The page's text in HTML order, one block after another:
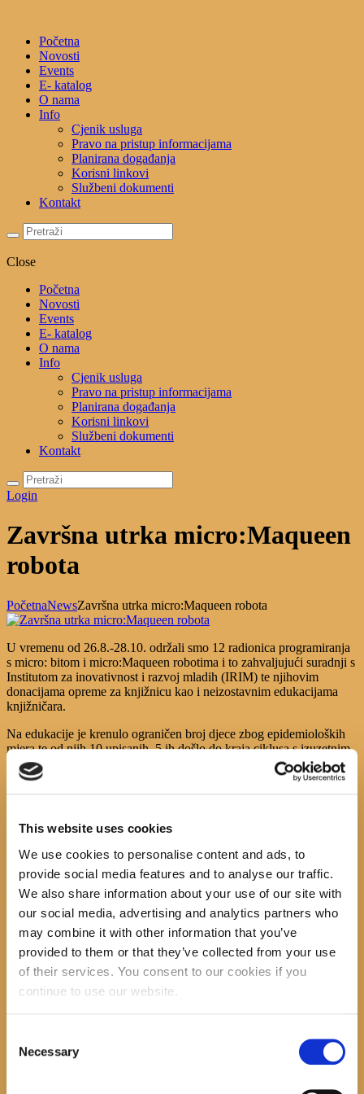
This website uses cookies
We use cookies to personalise content and ads, to
provide social media features and to analyse our traffic.
We also share information about your use of our site with
our social media, advertising and analytics partners who
may combine it with other information that you’ve
provided to them or that they’ve collected from your use
of their services. You consent to our cookies if you
continue to use our website.
Selection
Necessary
Početna
Novosti
Events
E- katalog
O nama
Info
Cjenik usluga
Pravo na pristup informacijama
Planirana događanja
Korisni linkovi
Službeni dokumenti
Kontakt
Close
Početna
Novosti
Events
E- katalog
O nama
Info
Cjenik usluga
Pravo na pristup informacijama
Planirana događanja
Korisni linkovi
Službeni dokumenti
Kontakt
Login
Završna utrka micro:Maqueen
robota
PočetnaNewsZavršna utrka micro:Maqueen robota
U vremenu od 26.8.-28.10. održali smo 12 radionica programiranja
s micro: bitom i micro:Maqueen robotima i to zahvaljujući suradnji s
Institutom za inovativnost i razvoj mladih (IRIM) te njihovim
donacijama opreme za knjižnicu kao i neizostavnim edukacijama
knjižničara.
Na edukacije je krenulo ograničen broj djece zbog epidemioloških
mjera te od njih 10 upisanih, 5 ih došlo do kraja ciklusa s izuzetnim
uspjesima.
Osim programiranja, na radionicama smo ponavljali i sadržaje iz
pripadajuće nagrade.
Najviše osvojenih bedževa na portali
IZRADIhttps://izradi.croatianmakers.hr/tecajevi/osvojio je Marko
Ž ( 2.r. OŠ), kao i najbolji plasman za veliku završnu utrku
Čuvajmo planet Z kojoj je bio cilj u što kraćem vremenu preci stazu
pri tom poštivajući pravila i čuvajući razlistano zelenilo Mjeseca
hrvatske knjige. Prvo mjesto utrke osvojio je Mate R. (4.r.OŠ),
drugo Mario M.(2.r.OŠ), a treće Marko Ž (2.r.OŠ).
Svima čestitamo, bili ste izvrsni!